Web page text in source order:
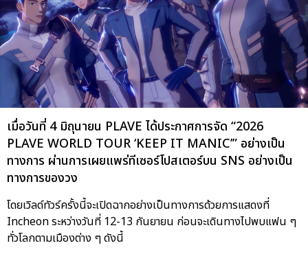
เมื่อวันที่ 4 มิถุนายน PLAVE ได้ประกาศการจัด “2026
PLAVE WORLD TOUR ‘KEEP IT MANIC’” อย่างเป็น
ทางการ ผ่านการเผยแพร่ทีเซอร์โปสเตอร์บน SNS อย่างเป็น
ทางการของวง
โดยเวิลด์ทัวร์ครั้งนี้จะเปิดฉากอย่างเป็นทางการด้วยการแสดงที่
Incheon ระหว่างวันที่ 12-13 กันยายน ก่อนจะเดินทางไปพบแฟน ๆ
ทั่วโลกตามเมืองต่าง ๆ ดังนี้